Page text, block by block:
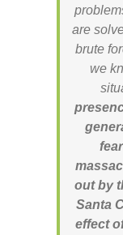
are
brute
we
out by
Santa
effect